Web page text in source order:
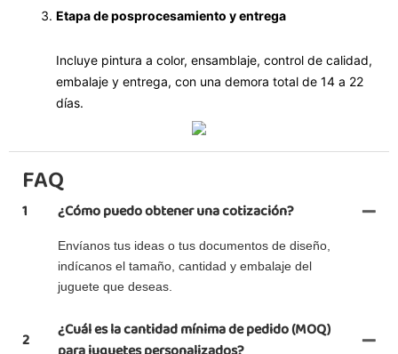
Etapa de posprocesamiento y entrega
Incluye pintura a color, ensamblaje, control de calidad,
embalaje y entrega, con una demora total de 14 a 22
días.
FAQ
1 ¿Cómo puedo obtener una cotización?
Envíanos tus ideas o tus documentos de diseño,
indícanos el tamaño, cantidad y embalaje del
juguete que deseas.
2
¿Cuál es la cantidad mínima de pedido (MOQ)